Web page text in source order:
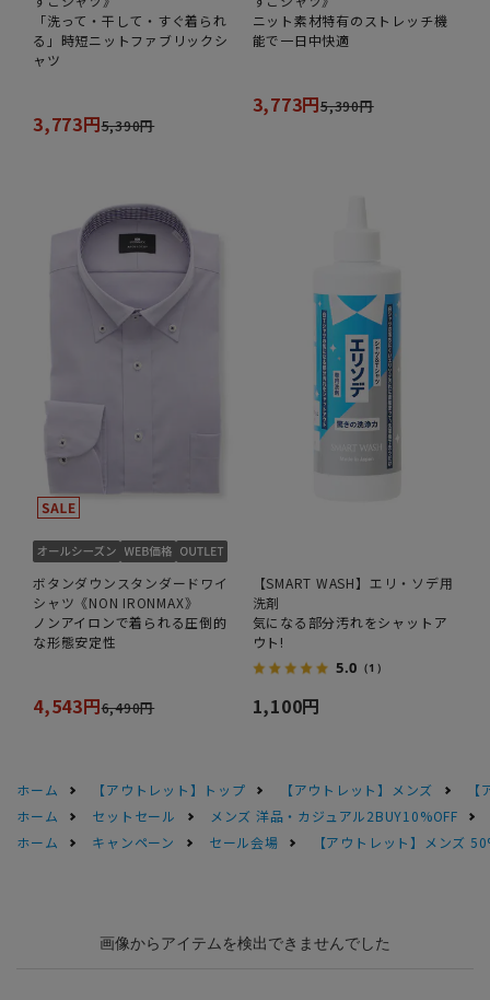
「洗って・干して・すぐ着られ
る」時短ニットファブリックシ
ャツ
3,773円5,390円
ニット素材特有のストレッチ機
能で一日中快適
3,773円5,390円
ボタンダウンスタンダードワイ
シャツ《NON IRONMAX》
ノンアイロンで着られる圧倒的
な形態安定性
4,543円6,490円
【SMART WASH】エリ・ソデ用
洗剤
気になる部分汚れをシャットア
ウト!
5.0 （1）
1,100円
ホーム 【アウトレット】トップ 【アウトレット】メンズ
ホーム
セットセール
メンズ 洋品・カジュアル2BUY10%OFF
ホーム
キャンペーン セール会場 【アウトレット】メンズ